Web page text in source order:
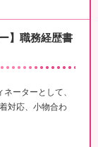
】職務経歴書
ーターとして、
対応、小物合わ